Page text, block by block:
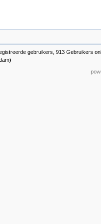
gebruikers, 913 Gebruikers